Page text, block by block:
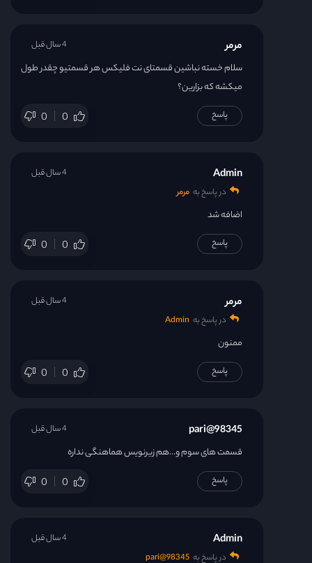
مرمر
سلام خسته نباشین قسمتای نت فلیکس هر قسمتیو چقدر طول
میکشه که بزارین؟
0 0
4 سال قبل
پاسخ
Admin
در پاسخ به مرمر
اضافه شد
0 0
4 سال قبل
پاسخ
مرمر
در پاسخ به Admin
ممنون
0 0
4 سال قبل
پاسخ
98345@pari
قسمت های سوم و…هم زیرنویس هماهنگی نداره
0 0
4 سال قبل
پاسخ
Admin
در پاسخ به 98345@pari
4 سال قبل